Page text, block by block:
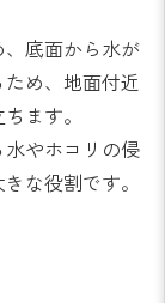
底面から水が
め、地面付近
ます。
やホコリの侵
な役割です。